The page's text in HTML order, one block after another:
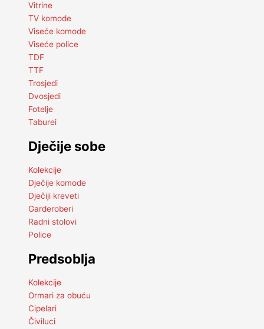
Vitrine
TV komode
Viseće komode
Viseće police
TDF
TTF
Trosjedi
Dvosjedi
Fotelje
Taburei
Dječije sobe
Kolekcije
Dječije komode
Dječiji kreveti
Garderoberi
Radni stolovi
Police
Predsoblja
Kolekcije
Ormari za obuću
Cipelari
Čiviluci